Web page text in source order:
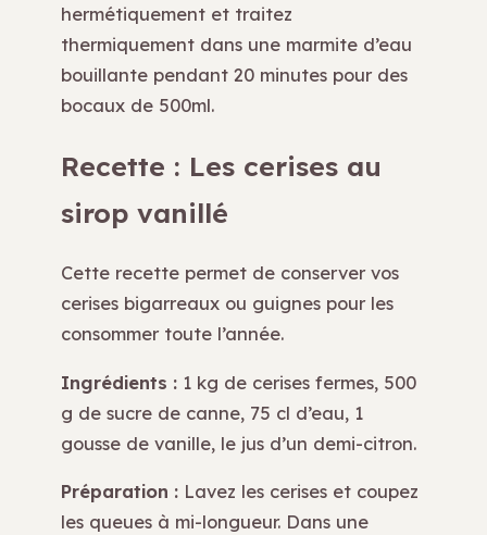
hermétiquement et traitez
thermiquement dans une marmite d’eau
bouillante pendant 20 minutes pour des
bocaux de 500ml.
Recette : Les cerises au
sirop vanillé
Cette recette permet de conserver vos
cerises bigarreaux ou guignes pour les
consommer toute l’année.
Ingrédients : 1 kg de cerises fermes, 500
g de sucre de canne, 75 cl d’eau, 1
gousse de vanille, le jus d’un demi-citron.
Préparation : Lavez les cerises et coupez
les queues à mi-longueur. Dans une